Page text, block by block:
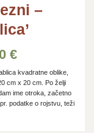
–
€
kvadratne oblike,
cm x 20 cm. Po želji
ime otroka, začetno
podatke o rojstvu, teži